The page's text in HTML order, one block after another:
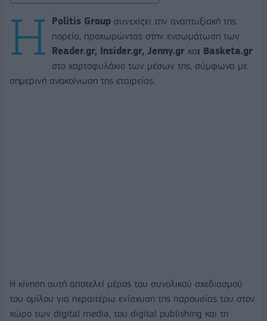
Η Politis Group συνεχίζει την αναπτυξιακή της
πορεία, προχωρώντας στην ενσωμάτωση των
Reader.gr, Insider.gr, Jenny.gr και Basketa.gr
στο χαρτοφυλάκιο των μέσων της, σύμφωνα με
σημερινή ανακοίνωση της εταιρείας.
Η κίνηση αυτή αποτελεί μέρος του συνολικού σχεδιασμού
του ομίλου για περαιτέρω ενίσχυση της παρουσίας του στον
χώρο των digital media, του digital publishing και τη